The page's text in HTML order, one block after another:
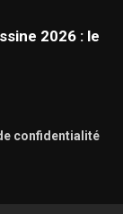
2026 : le
confidentialité